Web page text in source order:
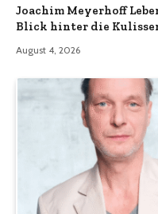
Joachim Meyerhoff
Blick hinter die
August 4, 2026